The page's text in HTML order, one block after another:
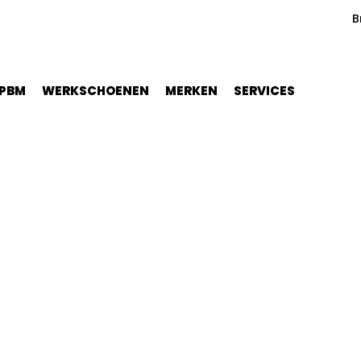
PBM WERKSCHOENEN MERKEN SERVICES